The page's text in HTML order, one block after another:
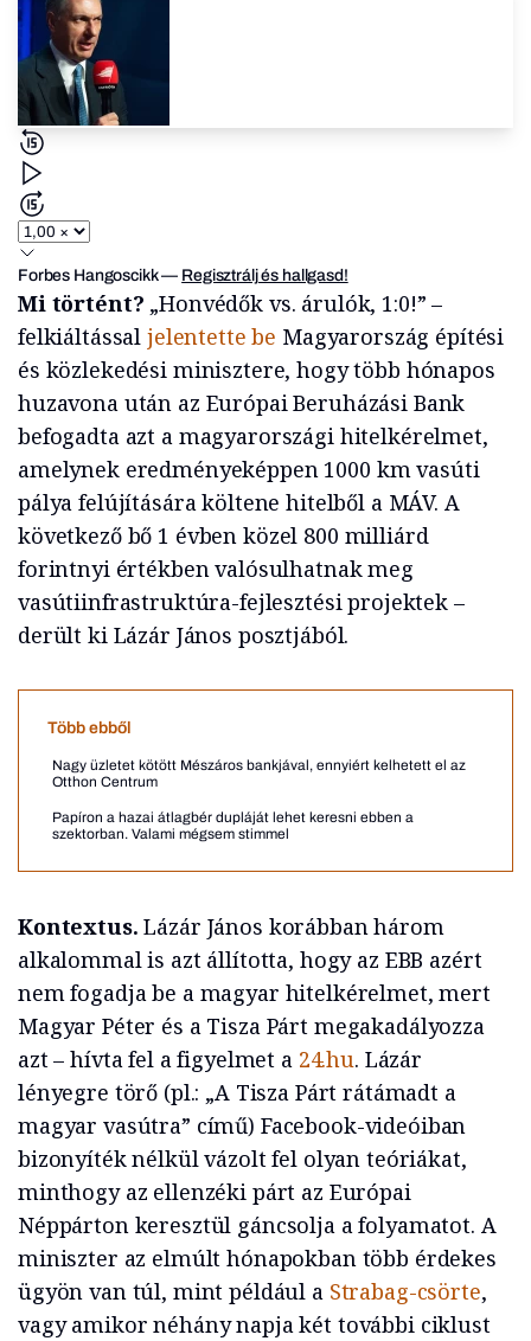
Forbes Hangoscikk— Regisztrálj és hallgasd!
Mi történt? „Honvédők vs. árulók, 1:0!” –
felkiáltással jelentette be Magyarország építési
és közlekedési minisztere, hogy több hónapos
huzavona után az Európai Beruházási Bank
befogadta azt a magyarországi hitelkérelmet,
amelynek eredményeképpen 1000 km vasúti
pálya felújítására költene hitelből a MÁV. A
következő bő 1 évben közel 800 milliárd
forintnyi értékben valósulhatnak meg
vasútiinfrastruktúra-fejlesztési projektek –
derült ki Lázár János posztjából.
Több ebből
Nagy üzletet kötött Mészáros bankjával, ennyiért kelhetett el az
Otthon Centrum
Papíron a hazai átlagbér dupláját lehet keresni ebben a
szektorban. Valami mégsem stimmel
Kontextus. Lázár János korábban három
alkalommal is azt állította, hogy az EBB azért
nem fogadja be a magyar hitelkérelmet, mert
Magyar Péter és a Tisza Párt megakadályozza
azt – hívta fel a figyelmet a 24.hu. Lázár
lényegre törő (pl.: „A Tisza Párt rátámadt a
magyar vasútra” című) Facebook-videóiban
bizonyíték nélkül vázolt fel olyan teóriákat,
minthogy az ellenzéki párt az Európai
Néppárton keresztül gáncsolja a folyamatot. A
miniszter az elmúlt hónapokban több érdekes
ügyön van túl, mint például a Strabag-csörte,
vagy amikor néhány napja két további ciklust